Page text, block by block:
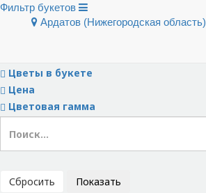
Фильтр букетов
Ардатов (Нижегородская область)
Цветы в букете
Цена
Цветовая гамма
Сбросить Показать